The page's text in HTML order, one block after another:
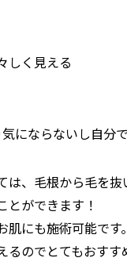
しく見える
にならないし自分
は、毛根から毛を抜
とができます！
にも施術可能です。
るのでとてもおす